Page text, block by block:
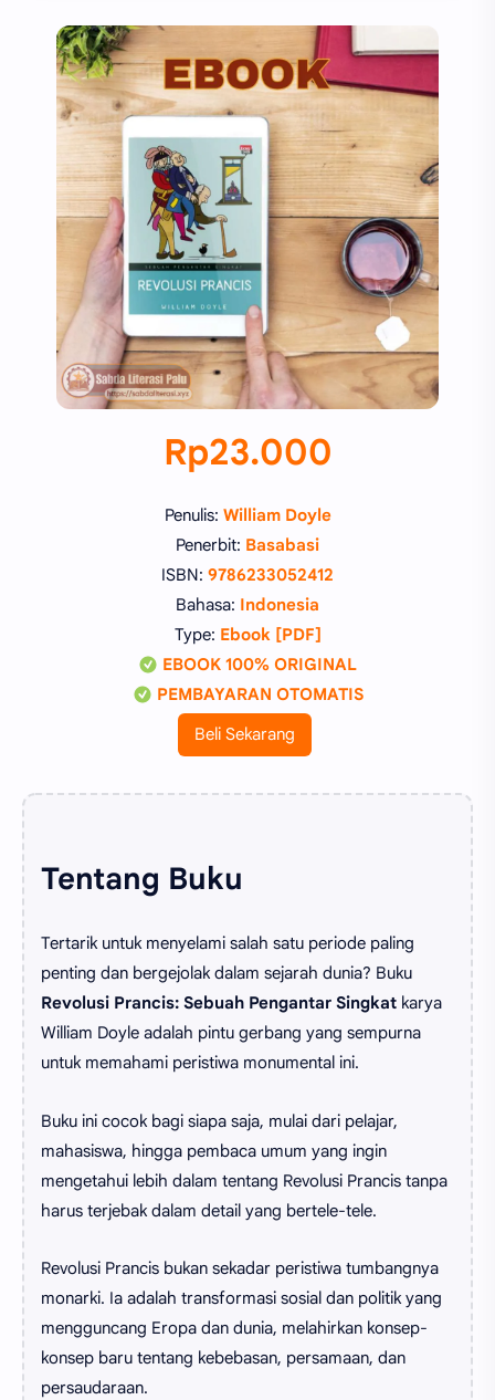
Rp23.000
Penulis: William Doyle
Penerbit: Basabasi
ISBN: 9786233052412
Bahasa: Indonesia
Type: Ebook [PDF]
EBOOK 100% ORIGINAL
PEMBAYARAN OTOMATIS
Beli Sekarang
Tentang Buku
Tertarik untuk menyelami salah satu periode paling
penting dan bergejolak dalam sejarah dunia? Buku
Revolusi Prancis: Sebuah Pengantar Singkat karya
William Doyle adalah pintu gerbang yang sempurna
untuk memahami peristiwa monumental ini.
Buku ini cocok bagi siapa saja, mulai dari pelajar,
mahasiswa, hingga pembaca umum yang ingin
mengetahui lebih dalam tentang Revolusi Prancis tanpa
harus terjebak dalam detail yang bertele-tele.
Revolusi Prancis bukan sekadar peristiwa tumbangnya
monarki. Ia adalah transformasi sosial dan politik yang
mengguncang Eropa dan dunia, melahirkan konsep-
konsep baru tentang kebebasan, persamaan, dan
persaudaraan.